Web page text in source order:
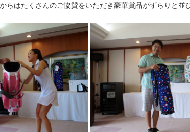
らはたくさんのご協賛をいただき豪華賞品がずらりと並